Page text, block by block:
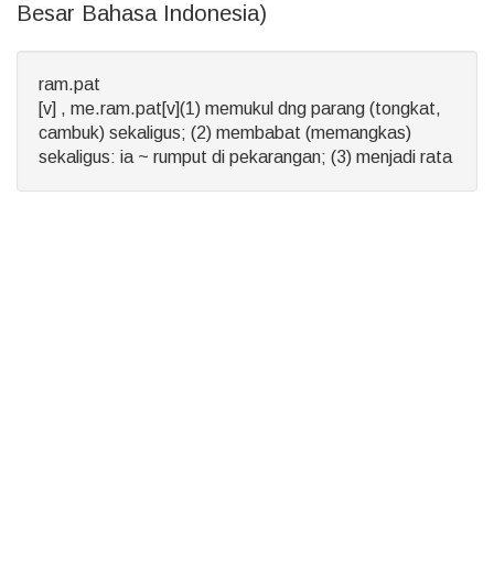
Besar Bahasa Indonesia)
ram.pat
[v] , me.ram.pat[v](1) memukul dng parang (tongkat,
cambuk) sekaligus; (2) membabat (memangkas)
sekaligus: ia ~ rumput di pekarangan; (3) menjadi rata